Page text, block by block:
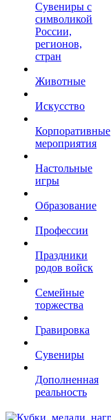
Сувениры с
символикой
России,
регионов,
стран
Животные
Искусство
Корпоративные
мероприятия
Настольные
игры
Образование
Профессии
Праздники
родов войск
Семейные
торжества
Гравировка
Сувениры
Дополненная
реальность